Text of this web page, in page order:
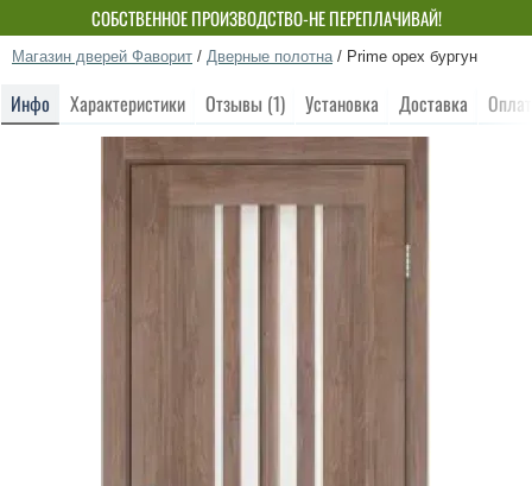
СОБСТВЕННОЕ ПРОИЗВОДСТВО-НЕ ПЕРЕПЛАЧИВАЙ!
Магазин дверей Фаворит / Дверные полотна / Prime орех бургун
Инфо Характеристики Отзывы (1) Установка Доставка